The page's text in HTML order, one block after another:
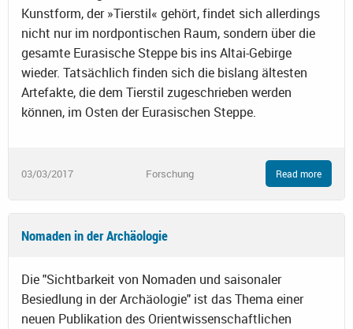
Kunstform, der »Tierstil« gehört, findet sich allerdings
nicht nur im nordpontischen Raum, sondern über die
gesamte Eurasische Steppe bis ins Altai-Gebirge
wieder. Tatsächlich finden sich die bislang ältesten
Artefakte, die dem Tierstil zugeschrieben werden
können, im Osten der Eurasischen Steppe.
03/03/2017 Forschung Read more
Nomaden in der Archäologie
Die "Sichtbarkeit von Nomaden und saisonaler
Besiedlung in der Archäologie" ist das Thema einer
neuen Publikation des Orientwissenschaftlichen